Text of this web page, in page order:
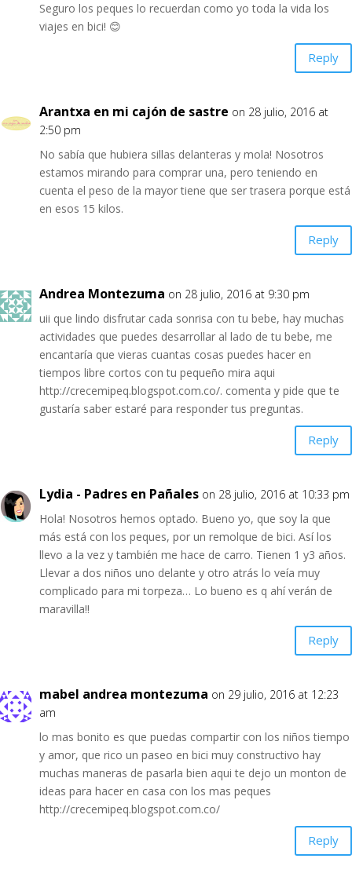
Seguro los peques lo recuerdan como yo toda la vida los
viajes en bici! 😊
Reply
Arantxa en mi cajón de sastre on 28 julio, 2016 at
2:50 pm
No sabía que hubiera sillas delanteras y mola! Nosotros
estamos mirando para comprar una, pero teniendo en
cuenta el peso de la mayor tiene que ser trasera porque está
en esos 15 kilos.
Reply
Andrea Montezuma on 28 julio, 2016 at 9:30 pm
uii que lindo disfrutar cada sonrisa con tu bebe, hay muchas
actividades que puedes desarrollar al lado de tu bebe, me
encantaría que vieras cuantas cosas puedes hacer en
tiempos libre cortos con tu pequeño mira aqui
http://crecemipeq.blogspot.com.co/. comenta y pide que te
gustaría saber estaré para responder tus preguntas.
Reply
Lydia - Padres en Pañales on 28 julio, 2016 at 10:33 pm
Hola! Nosotros hemos optado. Bueno yo, que soy la que
más está con los peques, por un remolque de bici. Así los
llevo a la vez y también me hace de carro. Tienen 1 y3 años.
Llevar a dos niños uno delante y otro atrás lo veía muy
complicado para mi torpeza… Lo bueno es q ahí verán de
maravilla!!
Reply
mabel andrea montezuma on 29 julio, 2016 at 12:23
am
lo mas bonito es que puedas compartir con los niños tiempo
y amor, que rico un paseo en bici muy constructivo hay
muchas maneras de pasarla bien aqui te dejo un monton de
ideas para hacer en casa con los mas peques
http://crecemipeq.blogspot.com.co/
Reply